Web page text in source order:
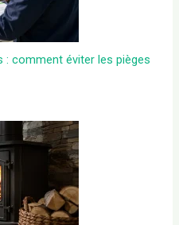
: comment éviter les pièges